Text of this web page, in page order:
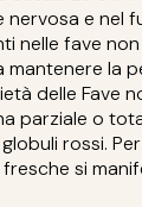
e nel
nelle fave
mantenere la
delle Fave
parziale o
rossi.
si